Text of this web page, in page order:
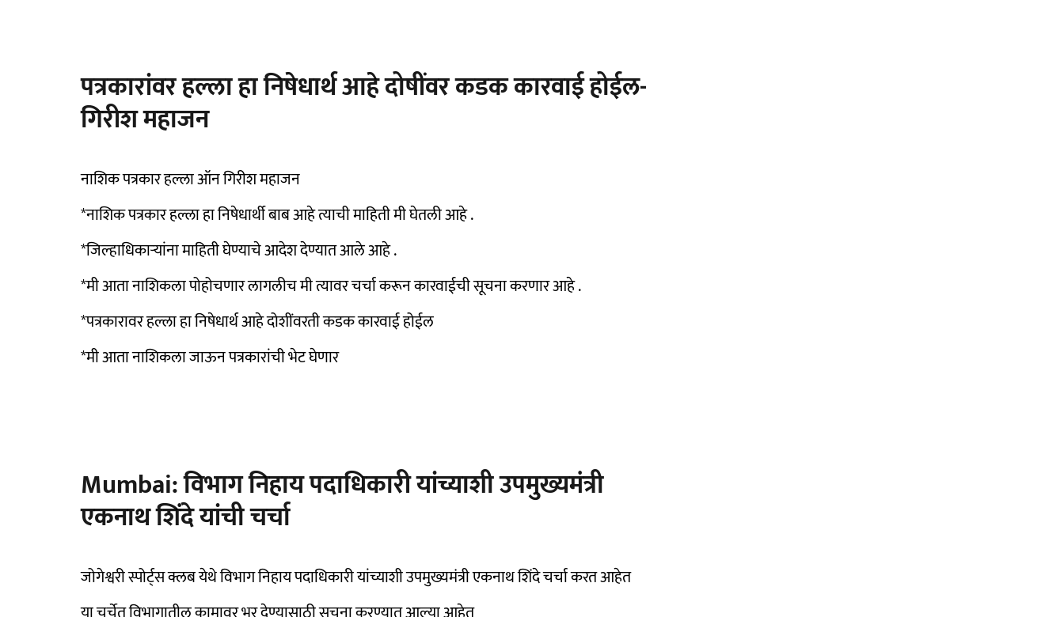
पत्रकारांवर हल्ला हा निषेधार्थ आहे दोषींवर कडक कारवाई होईल-
गिरीश महाजन
नाशिक पत्रकार हल्ला ऑन गिरीश महाजन
*नाशिक पत्रकार हल्ला हा निषेधार्थी बाब आहे त्याची माहिती मी घेतली आहे .
*जिल्हाधिकाऱ्यांना माहिती घेण्याचे आदेश देण्यात आले आहे .
*मी आता नाशिकला पोहोचणार लागलीच मी त्यावर चर्चा करून कारवाईची सूचना करणार आहे .
*पत्रकारावर हल्ला हा निषेधार्थ आहे दोशींवरती कडक कारवाई होईल
*मी आता नाशिकला जाऊन पत्रकारांची भेट घेणार
Mumbai: विभाग निहाय पदाधिकारी यांच्याशी उपमुख्यमंत्री
एकनाथ शिंदे यांची चर्चा
जोगेश्वरी स्पोर्ट्स क्लब येथे विभाग निहाय पदाधिकारी यांच्याशी उपमुख्यमंत्री एकनाथ शिंदे चर्चा करत आहेत